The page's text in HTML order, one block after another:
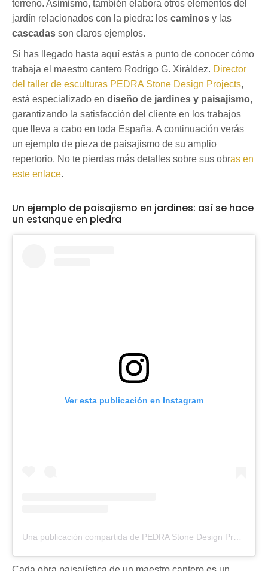
terreno. Asimismo, también elabora otros elementos del
jardín relacionados con la piedra: los caminos y las
cascadas son claros ejemplos.
Si has llegado hasta aquí estás a punto de conocer cómo
trabaja el maestro cantero Rodrigo G. Xiráldez. Director
del taller de esculturas PEDRA Stone Design Projects,
está especializado en diseño de jardines y paisajismo,
garantizando la satisfacción del cliente en los trabajos
que lleva a cabo en toda España. A continuación verás
un ejemplo de pieza de paisajismo de su amplio
repertorio. No te pierdas más detalles sobre sus obras en
este enlace.
Un ejemplo de paisajismo en jardines: así se hace
un estanque en piedra
Ver esta publicación en Instagram